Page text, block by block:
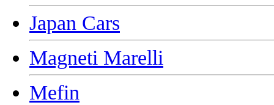
Japan Cars
Magneti Marelli
Mefin